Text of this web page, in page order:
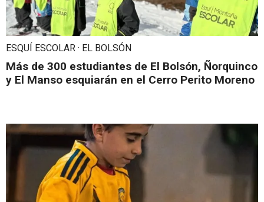
ESQUÍ ESCOLAR · EL BOLSÓN
Más de 300 estudiantes de El Bolsón, Ñorquinco
y El Manso esquiarán en el Cerro Perito Moreno